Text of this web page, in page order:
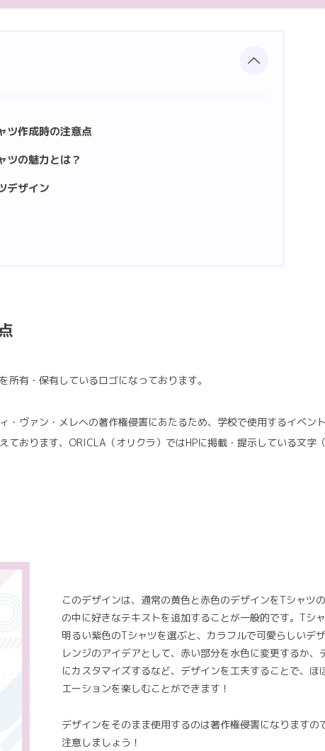
ツ作成時の注意点
ツの魅力とは？
デザイン
有・保有しているロゴになっております。
ヴァン・メレへの著作権侵害にあたるため、学校で使用するイベン
おります、ORICLA（オリクラ）ではHPに掲載・提示している文字
このデザインは、通常の黄色と赤色のデザインをTシャツ
の中に好きなテキストを追加することが一般的です。Tシ
明るい紫色のTシャツを選ぶと、カラフルで可愛らしいデ
レンジのアイデアとして、赤い部分を水色に変更するか、
にカスタマイズするなど、デザインを工夫することで、ほ
エーションを楽しむことができます！
デザインをそのまま使用するのは著作権侵害になりますの
注意しましょう！